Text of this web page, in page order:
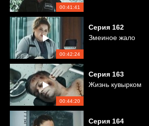
00:41:41
00:42:24
Серия 162
Змеиное жало
00:44:20
Серия 163
Жизнь кувырком
Серия 164